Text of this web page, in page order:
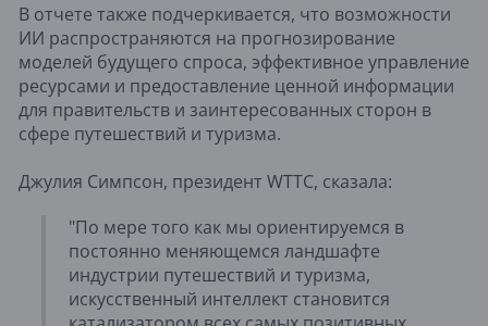
В отчете также подчеркивается, что возможности
ИИ распространяются на прогнозирование
моделей будущего спроса, эффективное управление
ресурсами и предоставление ценной информации
для правительств и заинтересованных сторон в
сфере путешествий и туризма.
Джулия Симпсон, президент WTTC, сказала:
"По мере того как мы ориентируемся в
постоянно меняющемся ландшафте
индустрии путешествий и туризма,
искусственный интеллект становится